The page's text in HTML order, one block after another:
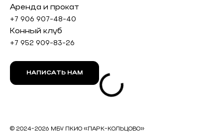
Аренда и прокат
+7 906 907-48-40
Конный клуб
+7 952 909-83-26
НАПИСАТЬ НАМ
© 2024-2026 МБУ ПКИО «ПАРК-КОЛЬЦОВО»